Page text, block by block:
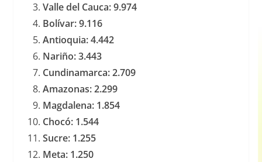
Valle del Cauca: 9.974
Bolívar: 9.116
Antioquia: 4.442
Nariño: 3.443
Cundinamarca: 2.709
Amazonas: 2.299
Magdalena: 1.854
Chocó: 1.544
Sucre: 1.255
Meta: 1.250